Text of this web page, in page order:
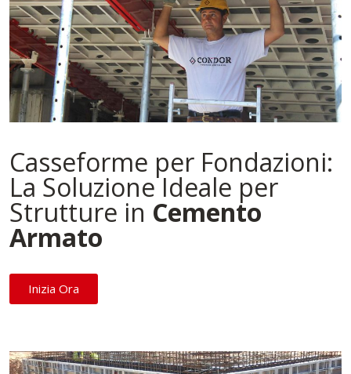
Casseforme per Fondazioni:
La Soluzione Ideale per
Strutture in Cemento
Armato
Inizia Ora